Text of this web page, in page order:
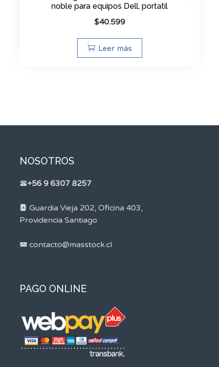
noble para equipos Dell, portatil
$40.599
Leer más
NOSOTROS
+56 9 6307 8257
Guardia Vieja 202, Oficina 403,
Providencia Santiago
contacto@masstock.cl
PAGO ONLINE